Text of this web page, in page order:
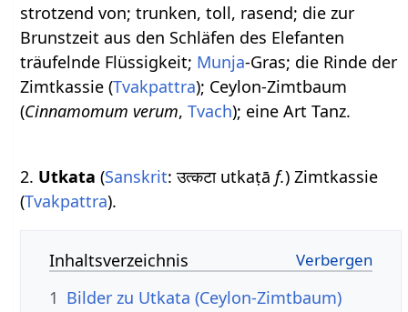
strotzend von; trunken, toll, rasend; die zur
Brunstzeit aus den Schläfen des Elefanten
träufelnde Flüssigkeit; Munja-Gras; die Rinde der
Zimtkassie (Tvakpattra); Ceylon-Zimtbaum
(Cinnamomum verum,Tvach); eine Art Tanz.
2. Utkata (Sanskrit: उत्कटा utkaṭāf.) Zimtkassie
(Tvakpattra).
Inhaltsverzeichnis
1 Bilder zu Utkata (Ceylon-Zimtbaum)